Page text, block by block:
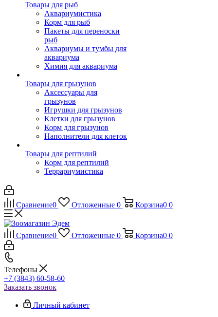
Товары для рыб
Аквариумистика
Корм для рыб
Пакеты для переноски
рыб
Аквариумы и тумбы для
аквариума
Химия для аквариума
Товары для грызунов
Аксессуары для
грызунов
Игрушки для грызунов
Клетки для грызунов
Корм для грызунов
Наполнители для клеток
Товары для рептилий
Корм для рептилий
Террариумистика
Сравнение0 Отложенные 0 Корзина0 0
Сравнение0 Отложенные 0 Корзина0 0
Телефоны
+7 (3843) 60-58-60
Заказать звонок
Личный кабинет